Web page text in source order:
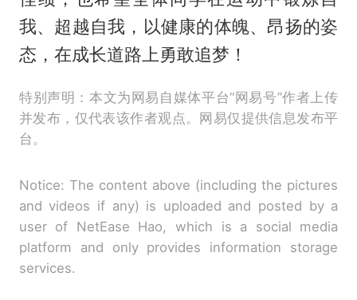
我、超越自我，以健康的体魄、昂扬的姿
态，在成长道路上勇敢追梦！
特别声明：本文为网易自媒体平台“网易号”作者上传
并发布，仅代表该作者观点。网易仅提供信息发布平
台。
Notice: The content above (including the pictures
and videos if any) is uploaded and posted by a
user of NetEase Hao, which is a social media
platform and only provides information storage
services.